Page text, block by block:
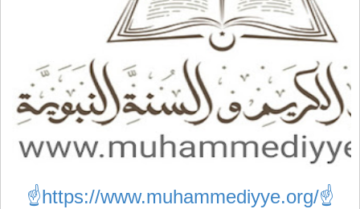
☝https://www.muhammediyye.org/☝